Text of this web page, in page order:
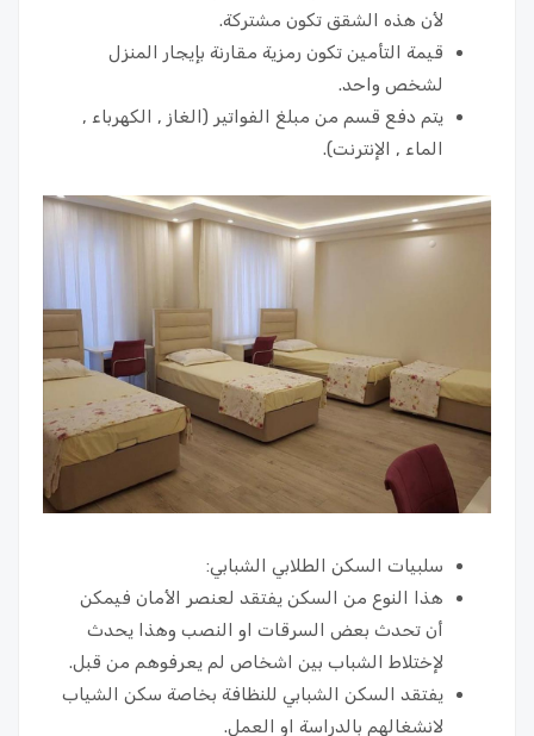
لأن هذه الشقق تكون مشتركة.
قيمة التأمين تكون رمزية مقارنة بإيجار المنزل
لشخص واحد.
يتم دفع قسم من مبلغ الفواتير (الغاز , الكهرباء ,
الماء , الإنترنت).
سلبيات السكن الطلابي الشبابي:
هذا النوع من السكن يفتقد لعنصر الأمان فيمكن
أن تحدث بعض السرقات او النصب وهذا يحدث
لإختلاط الشباب بين اشخاص لم يعرفوهم من قبل.
يفتقد السكن الشبابي للنظافة بخاصة سكن الشياب
لانشغالهم بالدراسة او العمل.